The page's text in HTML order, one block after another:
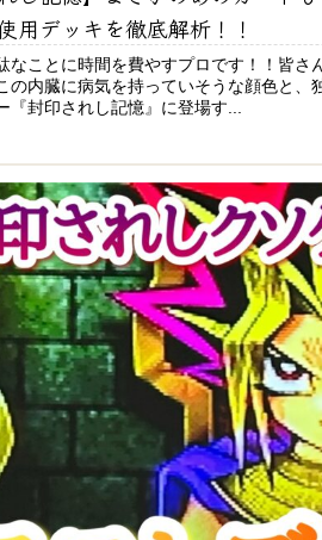
用デッキを徹底解析！！
なことに時間を費やすプロです！！皆
の内臓に病気を持っていそうな顔色と
『封印されし記憶』に登場す...